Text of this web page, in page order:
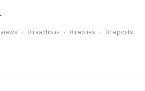
.
views 0 reactions 0 replies 0 reposts